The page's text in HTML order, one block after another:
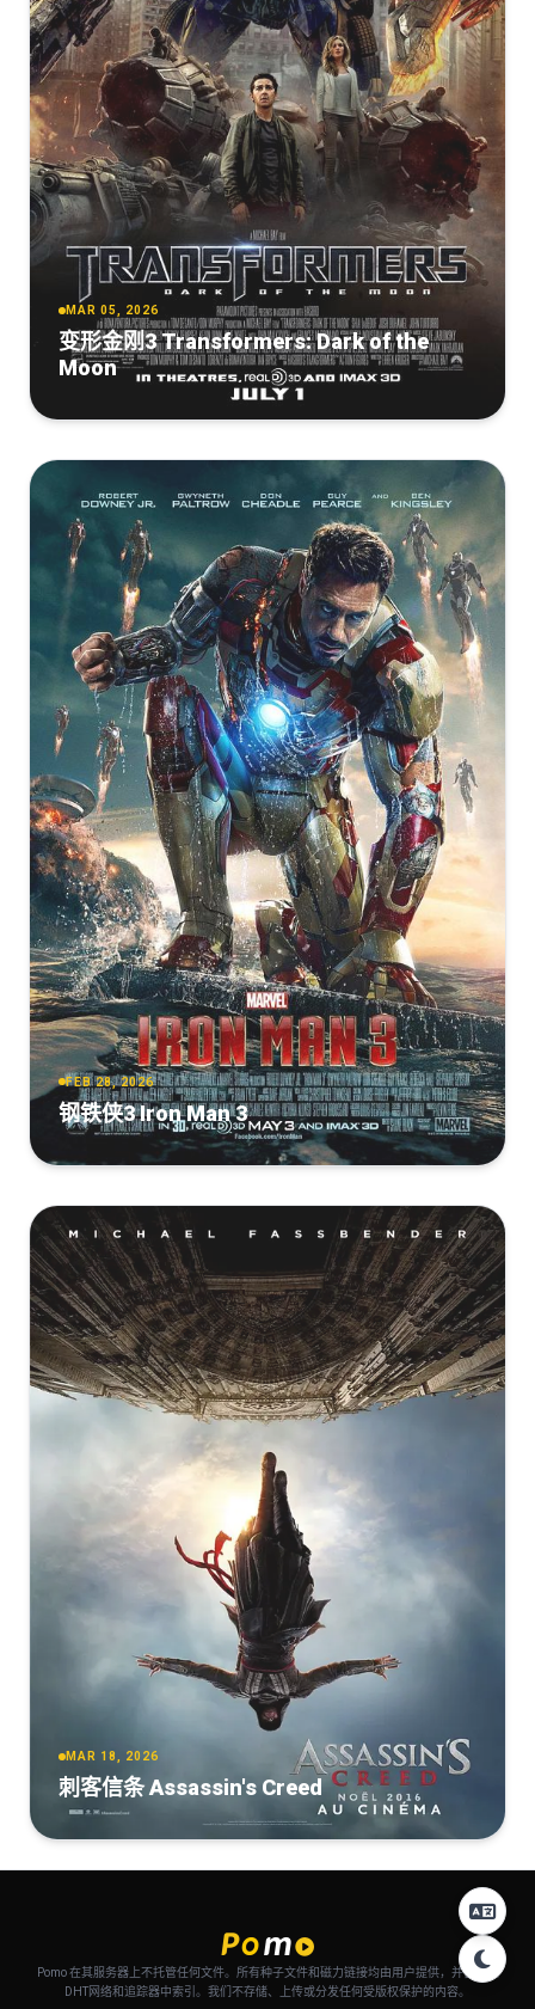
MAR 05, 2026
变形金刚3 Transformers: Dark of the
Moon
FEB 28, 2026
钢铁侠3 Iron Man 3
MAR 18, 2026
刺客信条 Assassin's Creed
Pomo 在其服务器上不托管任何文件。所有种子文件和磁力链接均由用户提供，并自动从
DHT网络和追踪器中索引。我们不存储、上传或分发任何受版权保护的内容。